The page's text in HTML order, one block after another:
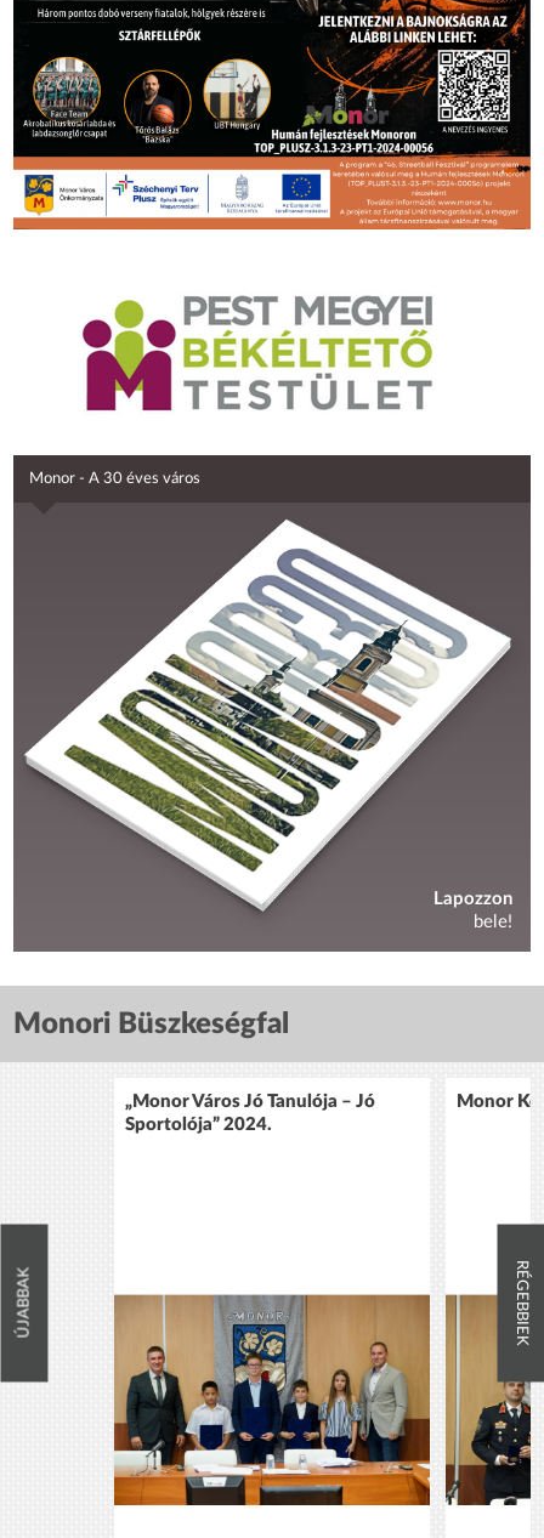
Monor - A 30 éves város
Lapozzon
bele!
Monori Büszkeségfal
ÚJABBAK
„Monor Város Jó Tanulója – Jó
Sportolója” 2024.
Monor
RÉGEBBIEK